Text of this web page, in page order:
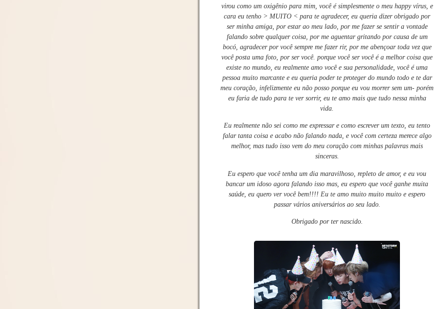
virou como um oxigênio para mim, você é simplesmente o meu happy vírus, e
cara eu tenho > MUITO < para te agradecer, eu queria dizer obrigado por
ser minha amiga, por estar ao meu lado, por me fazer se sentir a vontade
falando sobre qualquer coisa, por me aguentar gritando por causa de um
bocó, agradecer por você sempre me fazer rir, por me abençoar toda vez que
você posta uma foto, por ser você. porque você ser você é a melhor coisa que
existe no mundo, eu realmente amo você e sua personalidade, você é uma
pessoa muito marcante e eu queria poder te proteger do mundo todo e te dar
meu coração, infelizmente eu não posso porque eu vou morrer sem um- porém
eu faria de tudo para te ver sorrir, eu te amo mais que tudo nessa minha
vida.
Eu realmente não sei como me expressar e como escrever um texto, eu tento
falar tanta coisa e acabo não falando nada, e você com certeza merece algo
melhor, mas tudo isso vem do meu coração com minhas palavras mais
sinceras.
Eu espero que você tenha um dia maravilhoso, repleto de amor, e eu vou
bancar um idoso agora falando isso mas, eu espero que você ganhe muita
saúde, eu quero ver você bem!!!! Eu te amo muito muito muito e espero
passar vários aniversários ao seu lado.
Obrigado por ter nascido.